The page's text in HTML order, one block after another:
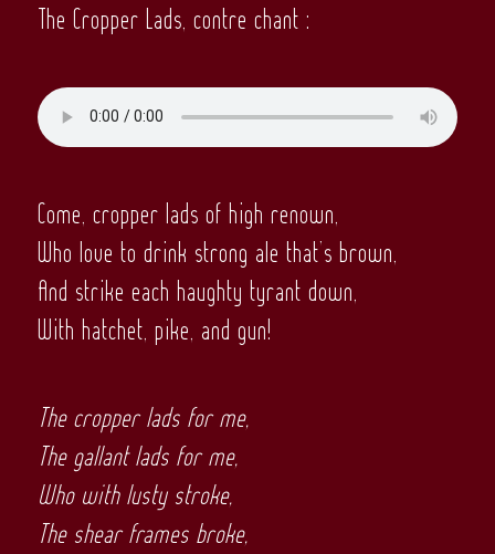
The Cropper Lads, contre chant :
Come, cropper lads of high renown,
Who love to drink strong ale that’s brown,
And strike each haughty tyrant down,
With hatchet, pike, and gun!
The cropper lads for me,
The gallant lads for me,
Who with lusty stroke,
The shear frames broke,